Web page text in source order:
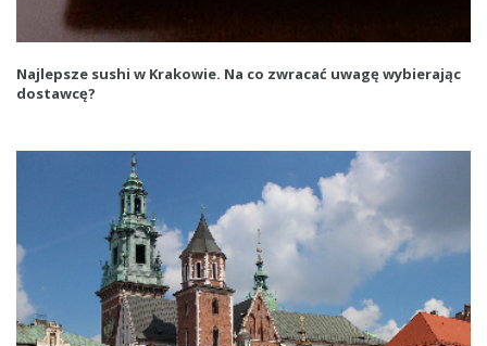
Najlepsze sushi w Krakowie. Na co zwracać uwagę wybierając
dostawcę?